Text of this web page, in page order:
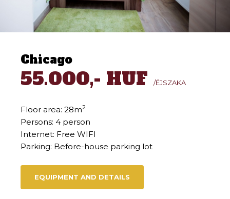
Chicago
55.000,- HUF/ÉJSZAKA
Floor area: 28m2
Persons: 4 person
Internet: Free WIFI
Parking: Before-house parking lot
EQUIPMENT AND DETAILS